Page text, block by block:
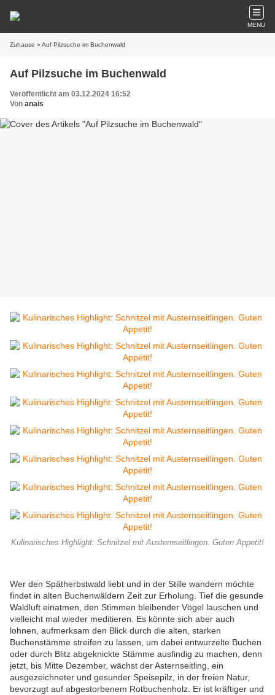
MENU
Zuhause » Auf Pilzsuche im Buchenwald
Auf Pilzsuche im Buchenwald
Veröffentlicht am 03.12.2024 16:52
Von anais
Kulinarisches Highlight: Schnitzel mit Austernseitlingen. Guten Appetit!
Wer den Spätherbstwald liebt und in der Stille wandern möchte
findet in alten Buchenwäldern Zeit zur Erholung. Tief die gesunde
Waldluft einatmen, den Stimmen bleibender Vögel lauschen und
vielleicht mal wieder meditieren. Es könnte sich aber auch
lohnen, aufmerksam den Blick durch die alten, starken
Buchenstämme streifen zu lassen, um dabei entwurzelte Buchen
oder durch Blitz abgeknickte Stämme ausfindig zu machen, denn
jetzt, bis Mitte Dezember, wächst der Asternseitling, ein
ausgezeichneter und gesunder Speisepilz, in der freien Natur,
bevorzugt auf abgestorbenem Rotbuchenholz. Er ist kräftiger und